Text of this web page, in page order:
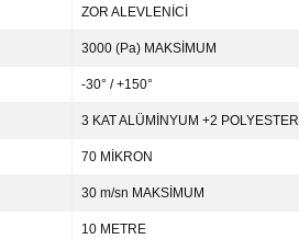
ZOR ALEVLENİCİ
3000 (Pa) MAKSİMUM
-30° / +150°
3 KAT ALÜMİNYUM +2 POLYESTER
70 MİKRON
30 m/sn MAKSİMUM
10 METRE